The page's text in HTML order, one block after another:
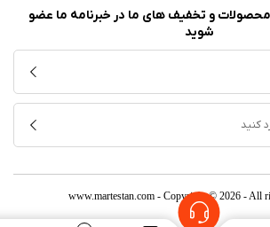
محصولات و تخفیف های ما در خبرنامه ما عضو
شوید
www.martestan.com - Copyright © 2026 - All